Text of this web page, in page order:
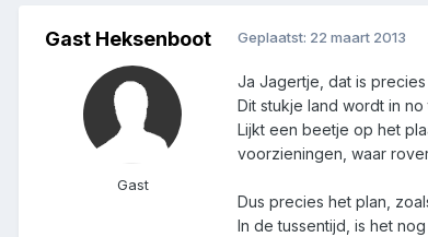
Gast Heksenboot
Gast
Geplaatst: 22 maart 2013
Ja Jagertje, dat is
Dit stukje land wordt in
Lijkt een beetje op het
voorzieningen, waar
Dus precies het plan,
In de tussentijd, is het